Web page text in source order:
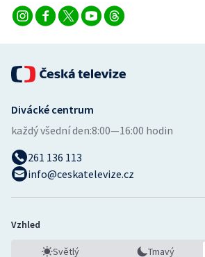
Veslování
Ostatní
Divácké centrum
každý všední den:8:00—16:00 hodin
261 136 113
info@ceskatelevize.cz
Vzhled
Světlý Tmavý